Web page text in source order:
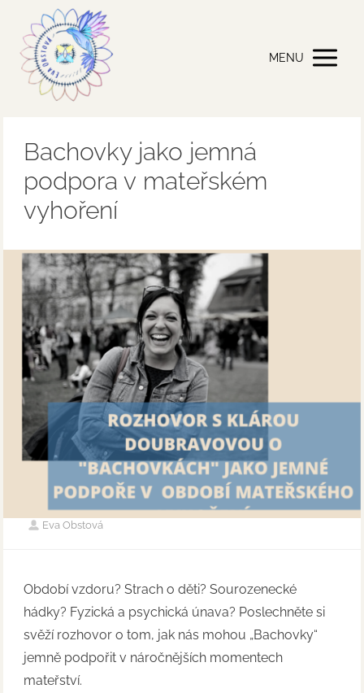
MENU
Bachovky jako jemná
podpora v mateřském
vyhoření
Eva Obstová
Období vzdoru? Strach o děti? Sourozenecké
hádky? Fyzická a psychická únava? Poslechněte si
svěží rozhovor o tom, jak nás mohou „Bachovky“
jemně podpořit v náročnějších momentech
mateřství.